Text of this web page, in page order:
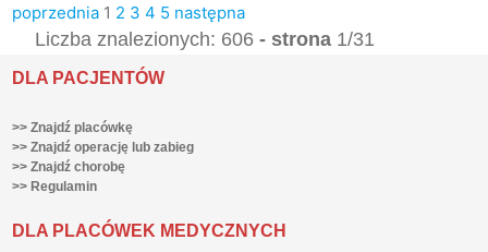
poprzednia 1 2 3 4 5 następna
Liczba znalezionych: 606- strona 1/31
DLA PACJENTÓW
>> Znajdź placówkę
>> Znajdź operację lub zabieg
>> Znajdź chorobę
>> Regulamin
DLA PLACÓWEK MEDYCZNYCH